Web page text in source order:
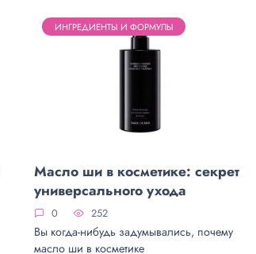
ИНГРЕДИЕНТЫ И ФОРМУЛЫ
Масло ши в косметике: секрет
универсального ухода
0 252
Вы когда-нибудь задумывались, почему
масло ши в косметике